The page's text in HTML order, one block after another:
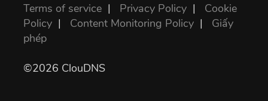
Terms of service | Privacy Policy | Cookie
Policy | Content Monitoring Policy | Giấy
phép
©2026 ClouDNS